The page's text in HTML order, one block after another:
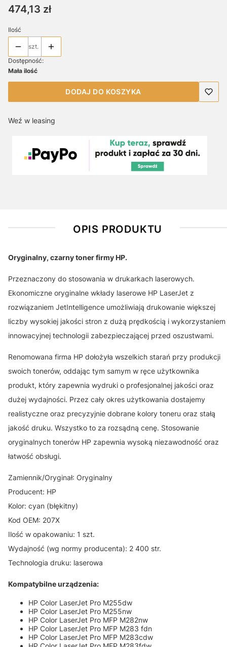
Cena
474,13 zł
Ilość
szt.
Dostępność:
Mała ilość
DODAJ DO KOSZYKA
Weź w leasing
OPIS PRODUKTU
Oryginalny, czarny toner firmy HP.
Przeznaczony do stosowania w drukarkach laserowych.
Ekonomiczne oryginalne wkłady laserowe HP LaserJet z
rozwiązaniem JetIntelligence umożliwiają drukowanie większej
liczby wysokiej jakości stron z dużą prędkością i wykorzystaniem
innowacyjnej technologii zabezpieczającej przed oszustwami.
Renomowana firma HP dołożyła wszelkich starań przy produkcji
swoich tonerów, oddając tym samym w ręce użytkownika
produkt, który zapewnia wydruki o profesjonalnej jakości oraz
dużej wydajności. Przez cały okres użytkowania dostajemy
realistyczne oraz precyzyjnie dobrane kolory toneru oraz stałą
jakość druku. Wszystko to za rozsądną cenę. Stosowanie
oryginalnych tonerów HP zapewnia wysoką niezawodność oraz
łatwość obsługi.
Zamiennik/Oryginał: Oryginalny
Producent: HP
Kolor: cyan (błękitny)
Kod OEM: 207X
Ilość w opakowaniu: 1 szt.
Wydajność (wg normy producenta): 2 400 str.
Technologia druku: laserowa
Kompatybilne urządzenia:
HP Color LaserJet Pro M255dw
HP Color LaserJet Pro M255nw
HP Color LaserJet Pro MFP M282nw
HP Color LaserJet Pro MFP M283 fdn
HP Color LaserJet Pro MFP M283cdw